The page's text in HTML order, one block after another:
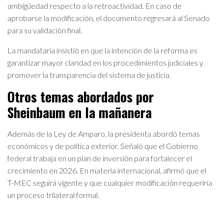
ambigüedad respecto a la retroactividad. En caso de
aprobarse la modificación, el documento regresará al Senado
para su validación final.
La mandataria insistió en que la intención de la reforma es
garantizar mayor claridad en los procedimientos judiciales y
promover la transparencia del sistema de justicia.
Otros temas abordados por
Sheinbaum en la mañanera
Además de la Ley de Amparo, la presidenta abordó temas
económicos y de política exterior. Señaló que el Gobierno
federal trabaja en un plan de inversión para fortalecer el
crecimiento en 2026. En materia internacional, afirmó que el
T-MEC seguirá vigente y que cualquier modificación requeriría
un proceso trilateral formal.